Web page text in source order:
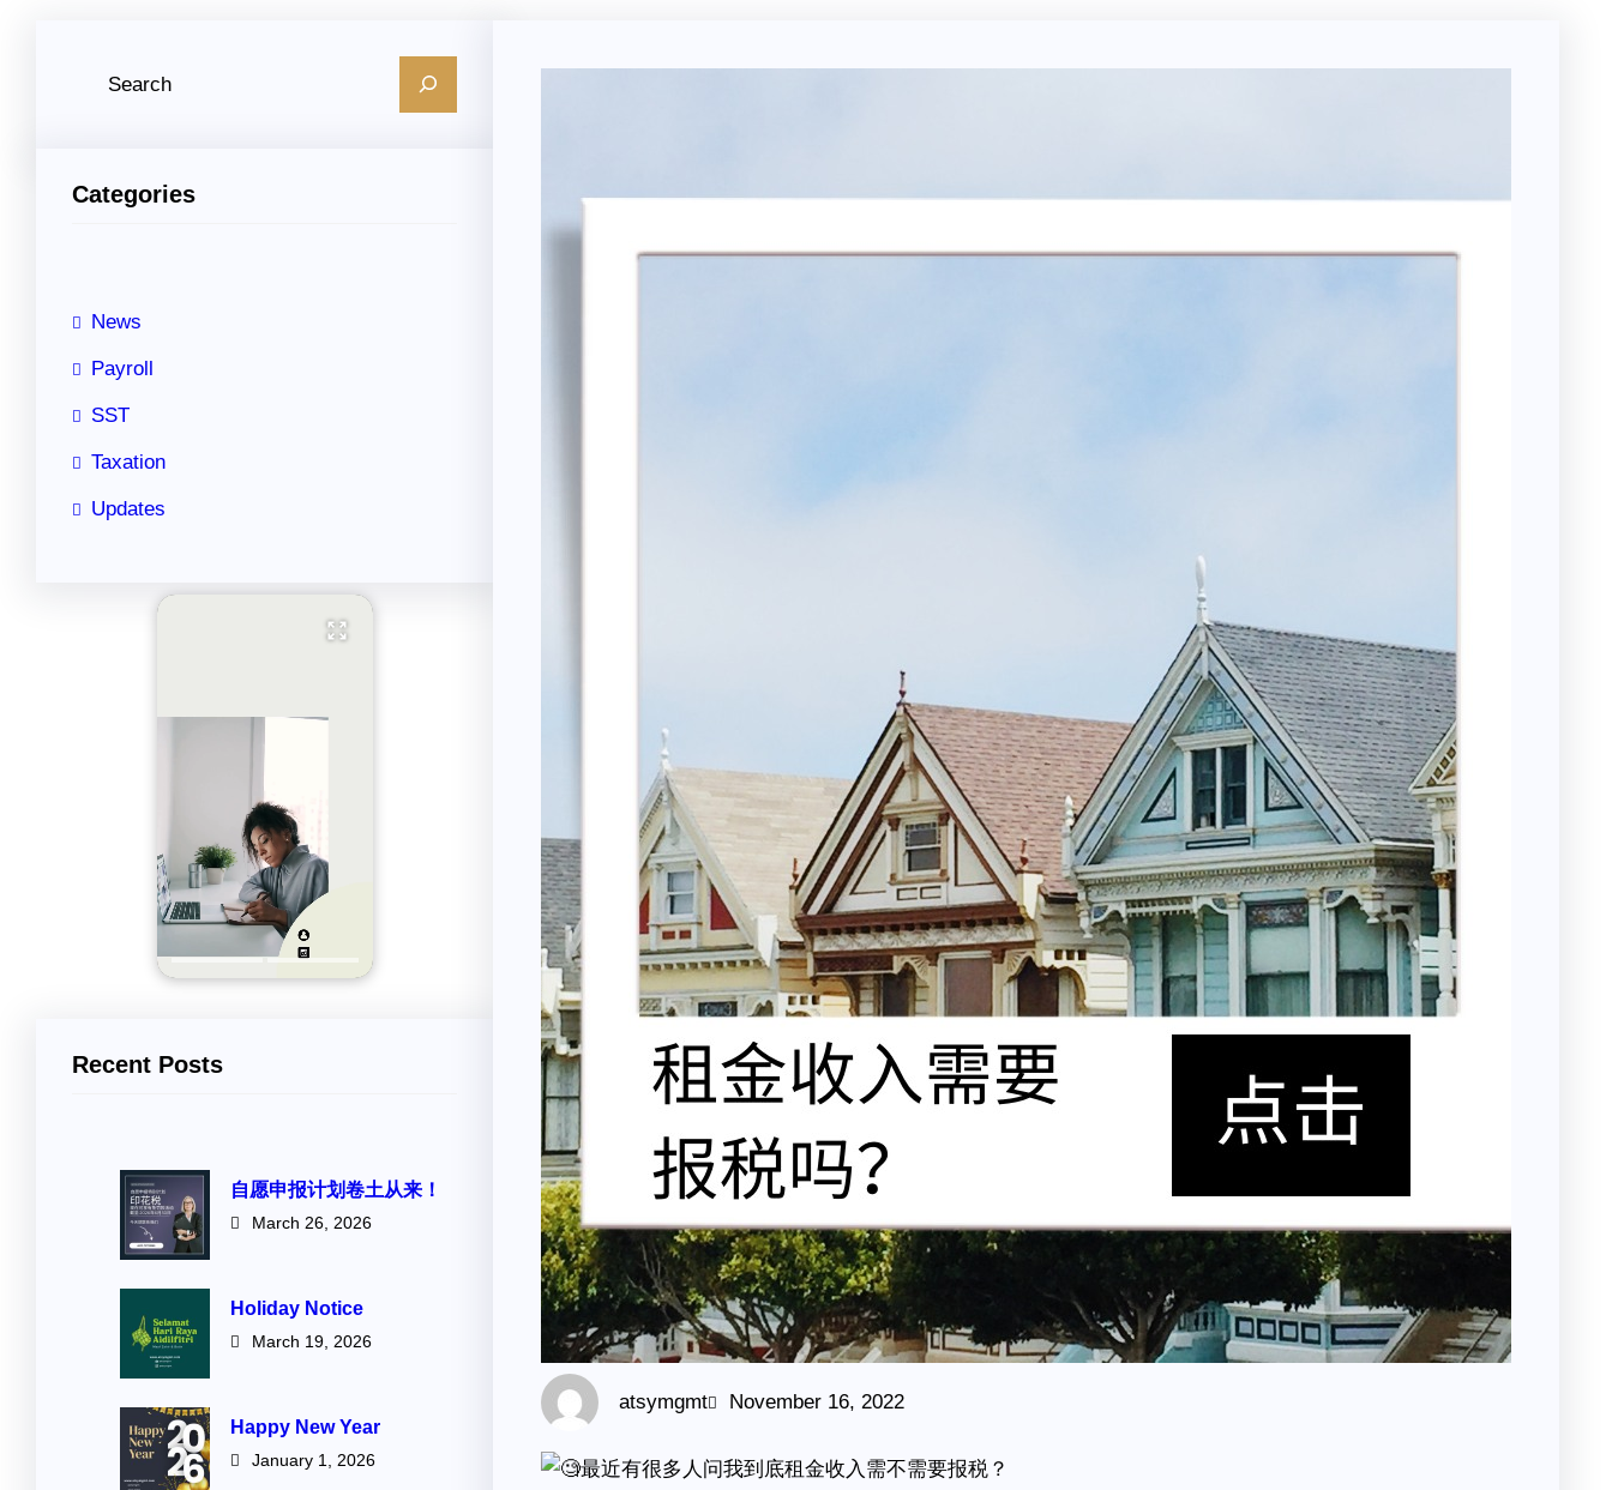
Categories
News
Payroll
SST
Taxation
Updates
Recent Posts
自愿申报计划卷土从来！
March 26, 2026
Holiday Notice
March 19, 2026
Happy New Year
January 1, 2026
atsymgmt November 16, 2022
最近有很多人问我到底租金收入需不需要报税？